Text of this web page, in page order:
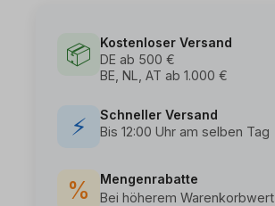
📦
Kostenloser Versand
DE ab 500 €
BE, NL, AT ab 1.000 €
⚡
Schneller Versand
Bis 12:00 Uhr am selben Tag
%
Mengenrabatte
Bei höherem Warenkorbwert